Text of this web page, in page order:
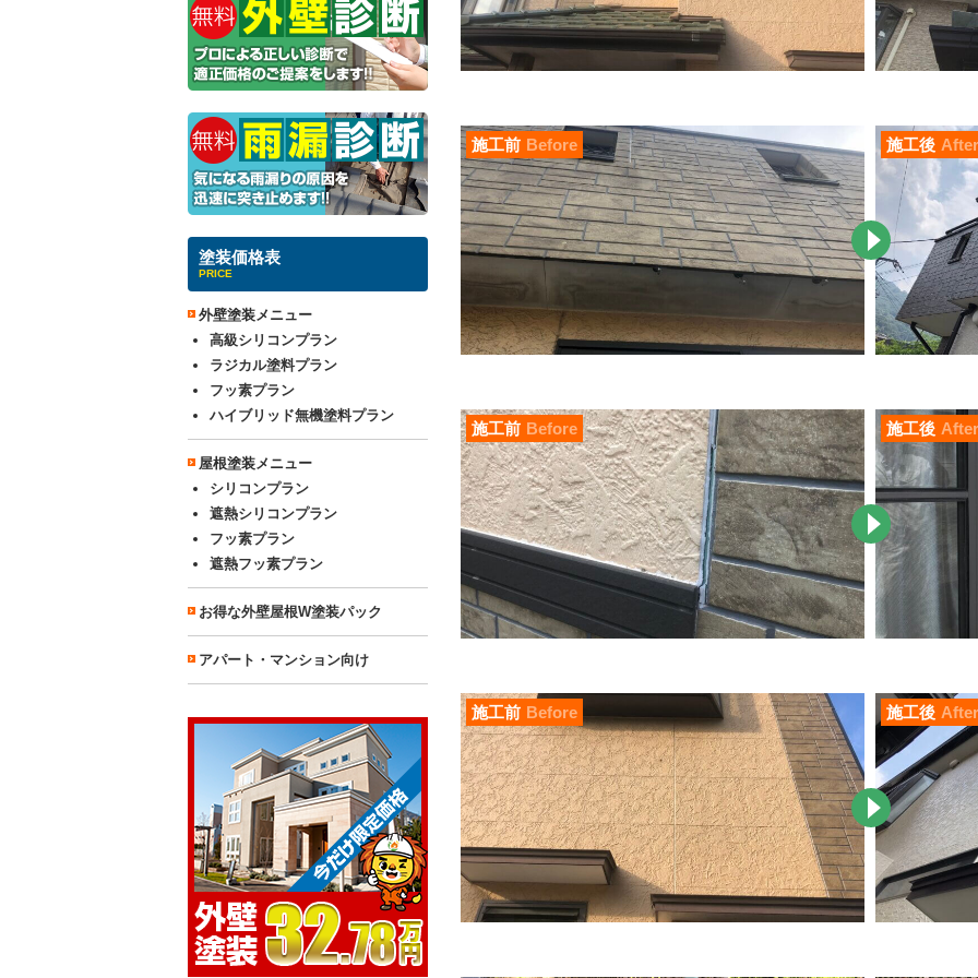
施工前 Before 施工後 After
施工前 Before 施工後 After
施工前 Before 施工後 After
塗装価格表
PRICE
外壁塗装メニュー
高級シリコンプラン
ラジカル塗料プラン
フッ素プラン
ハイブリッド無機塗料プラン
屋根塗装メニュー
シリコンプラン
遮熱シリコンプラン
フッ素プラン
遮熱フッ素プラン
お得な外壁屋根W塗装パック
アパート・マンション向け